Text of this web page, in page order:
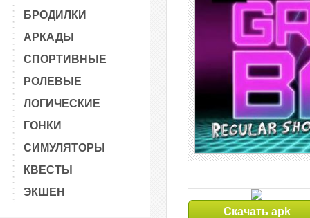
БРОДИЛКИ
АРКАДЫ
СПОРТИВНЫЕ
РОЛЕВЫЕ
ЛОГИЧЕСКИЕ
ГОНКИ
СИМУЛЯТОРЫ
КВЕСТЫ
ЭКШЕН
Скачать apk